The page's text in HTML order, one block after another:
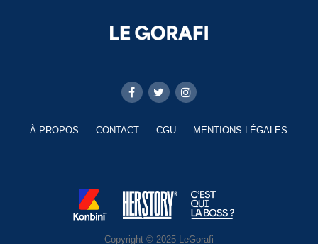
À PROPOS CONTACT CGU MENTIONS LÉGALES
Copyright © 2025 LeGorafi